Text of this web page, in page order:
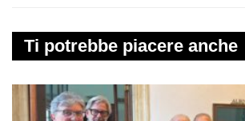
Ti potrebbe piacere anche